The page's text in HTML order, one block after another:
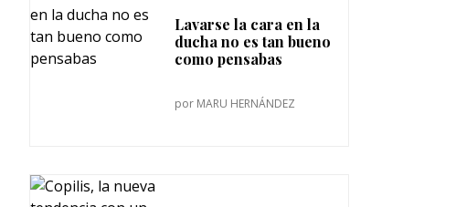
Lavarse la cara en la
ducha no es tan bueno
como pensabas
por MARU HERNÁNDEZ